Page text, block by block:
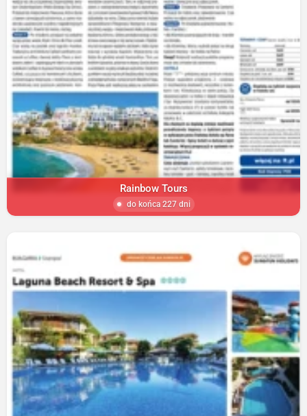
Rainbow Tours
do końca 227 dni